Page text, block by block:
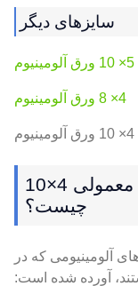
سایزهای دیگر
5× 10 ورق آلومینیوم
4× 8 ورق آلومینیوم
4× 10 ورق آلومینیوم
آلیاژهای ورق های آلومینیومی معمولی 4×10
چیست؟
آلومینیومی که در